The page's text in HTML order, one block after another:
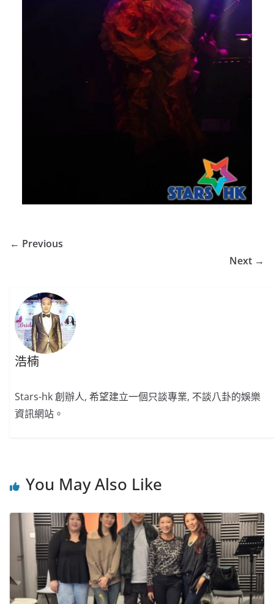
← Previous
Next →
浩楠
Stars-hk 創辦人, 希望建立一個只談專業, 不談八卦的娛樂
資訊網站。
You May Also Like